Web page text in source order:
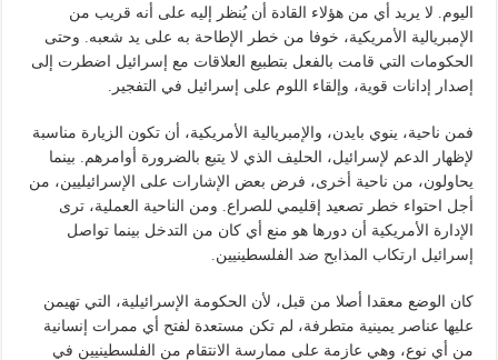
اليوم. لا يريد أي من هؤلاء القادة أن يُنظر إليه على أنه قريب من
الإمبريالية الأمريكية، خوفا من خطر الإطاحة به على يد شعبه. وحتى
الحكومات التي قامت بالفعل بتطبيع العلاقات مع إسرائيل اضطرت إلى
إصدار إدانات قوية، وإلقاء اللوم على إسرائيل في التفجير.
فمن ناحية، ينوي بايدن، والإمبريالية الأمريكية، أن تكون الزيارة مناسبة
لإظهار الدعم لإسرائيل، الحليف الذي لا يتبع بالضرورة أوامرهم. بينما
يحاولون، من ناحية أخرى، فرض بعض الإشارات على الإسرائيليين، من
أجل احتواء خطر تصعيد إقليمي للصراع. ومن الناحية العملية، ترى
الإدارة الأمريكية أن دورها هو منع أي كان من التدخل بينما تواصل
إسرائيل ارتكاب المذابح ضد الفلسطينيين.
كان الوضع معقدا أصلا من قبل، لأن الحكومة الإسرائيلية، التي تهيمن
عليها عناصر يمينية متطرفة، لم تكن مستعدة لفتح أي ممرات إنسانية
من أي نوع، وهي عازمة على ممارسة الانتقام من الفلسطينيين في